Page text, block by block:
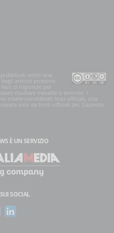
sotto una
articoli possono
si risponde per
risultare inesatte o erronee. I
essere considerati testi ufficiali, una
solo da fonti ufficiali (es. Gazzetta
È UN SERVIZIO
SOCIAL